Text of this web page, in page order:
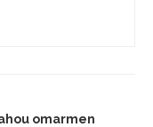
omarmen